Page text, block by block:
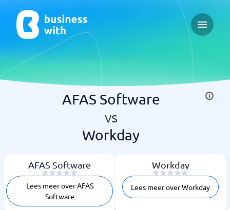
Open
AFAS Software
vs
Workday
AFAS Software
Lees meer over AFAS
Software
Workday
Lees meer over Workday